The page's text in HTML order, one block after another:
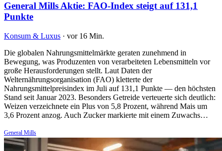
General Mills Aktie: FAO-Index steigt auf 131,1
Punkte
Konsum & Luxus · vor 16 Min.
Die globalen Nahrungsmittelmärkte geraten zunehmend in
Bewegung, was Produzenten von verarbeiteten Lebensmitteln vor
große Herausforderungen stellt. Laut Daten der
Welternährungsorganisation (FAO) kletterte der
Nahrungsmittelpreisindex im Juli auf 131,1 Punkte — den höchsten
Stand seit Januar 2023. Besonders Getreide verteuerte sich deutlich:
Weizen verzeichnete ein Plus von 5,8 Prozent, während Mais um
3,6 Prozent anzog. Auch Zucker markierte mit einem Zuwachs…
General Mills